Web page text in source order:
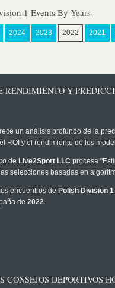
1 Events By Years
2024 2023 2022 2021
RENDIMIENTO Y
un análisis profundo de la
ROI y el rendimiento de los
de Live2Sport LLC procesa
selecciones basadas en
encuentros de Polish Division 1
de 2022.
CONSEJOS DEPORTIVOS